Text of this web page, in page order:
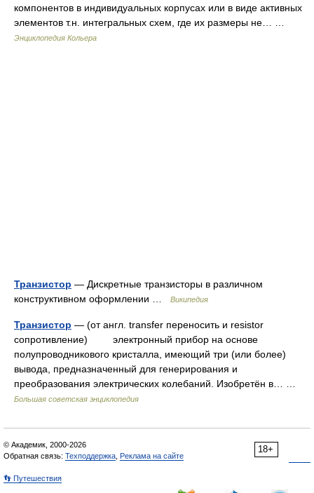
компонентов в индивидуальных корпусах или в виде активных
элементов т.н. интегральных схем, где их размеры не… …
Энциклопедия Кольера
Транзистор — Дискретные транзисторы в различном
конструктивном оформлении …
Википедия
Транзистор — (от англ. transfer переносить и resistor
сопротивление) электронный прибор на основе
полупроводникового кристалла, имеющий три (или более)
вывода, предназначенный для генерирования и
преобразования электрических колебаний. Изобретён в… …
Большая советская энциклопедия
18+
© Академик, 2000-2026
Обратная связь: Техподдержка Реклама на сайте
👣 Путешествия